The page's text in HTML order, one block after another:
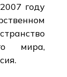
году
мира,